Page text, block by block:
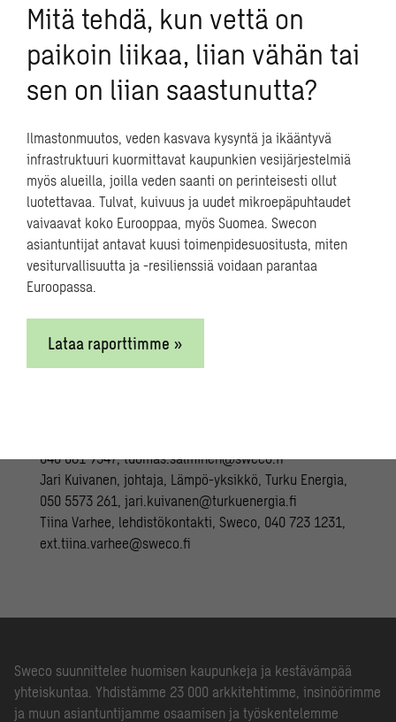
kaukolämpöä. Tällä investoinnilla olemme taas
askeleen lähempänä kokonaisuudessaan hiilineutraalia
kaukolämmön tuotantoa”, sanoo Lämpö-yksikön johtaja
Jari KuivanenTurku Energiasta.
kaukolämmöntuotanto antavat monille
suomalaiskaupungeille konkreettisia askelmerkkejä
polulla kohti hiilineutraaliutta. Turku Energia etenee
määrätietoisesti kohti omia
hiilineutraaliustavoitteitaan, ja tarttuu
ennakkoluulottomasti uusiin mahdollisuuksiin. Olemme
Swecolla erittäin iloisia saadessamme olla mukana
tässä hankkeessa ja kiitollisia Turku Energian
Tuomas Salminensanoo.
040 081 9547,tuomas.salminen@sweco.fi
Jari Kuivanen, johtaja, Lämpö-yksikkö, Turku Energia,
050 5573 261,jari.kuivanen@turkuenergia.fi
Tiina Varhee, lehdistökontakti, Sweco, 040 723 1231,
ext.tiina.varhee@sweco.fi
Mitä tehdä, kun vettä on
paikoin liikaa, liian vähän tai
sen on liian saastunutta?
Ilmastonmuutos, veden kasvava kysyntä ja ikääntyvä
infrastruktuuri kuormittavat kaupunkien vesijärjestelmiä
myös alueilla, joilla veden saanti on perinteisesti ollut
luotettavaa. Tulvat, kuivuus ja uudet mikroepäpuhtaudet
vaivaavat koko Eurooppaa, myös Suomea. Swecon
asiantuntijat antavat kuusi toimenpidesuositusta, miten
vesiturvallisuutta ja -resilienssiä voidaan parantaa
Euroopassa.
Lataa raporttimme »
Sweco suunnittelee huomisen kaupunkeja ja kestävämpää
yhteiskuntaa. Yhdistämme 23 000 arkkitehtimme, insinöörimme
ja muun asiantuntijamme osaamisen ja työskentelemme